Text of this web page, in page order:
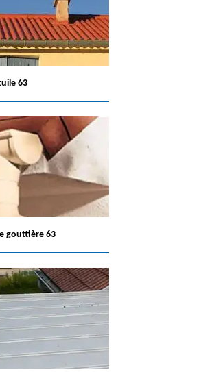
63
gouttière 63